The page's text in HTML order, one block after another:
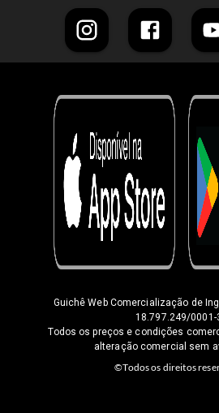
Guichê Web Comercialização de
18.797.249/0001-
Todos os preços e condições
alteração comercial sem
©Todos os direitos